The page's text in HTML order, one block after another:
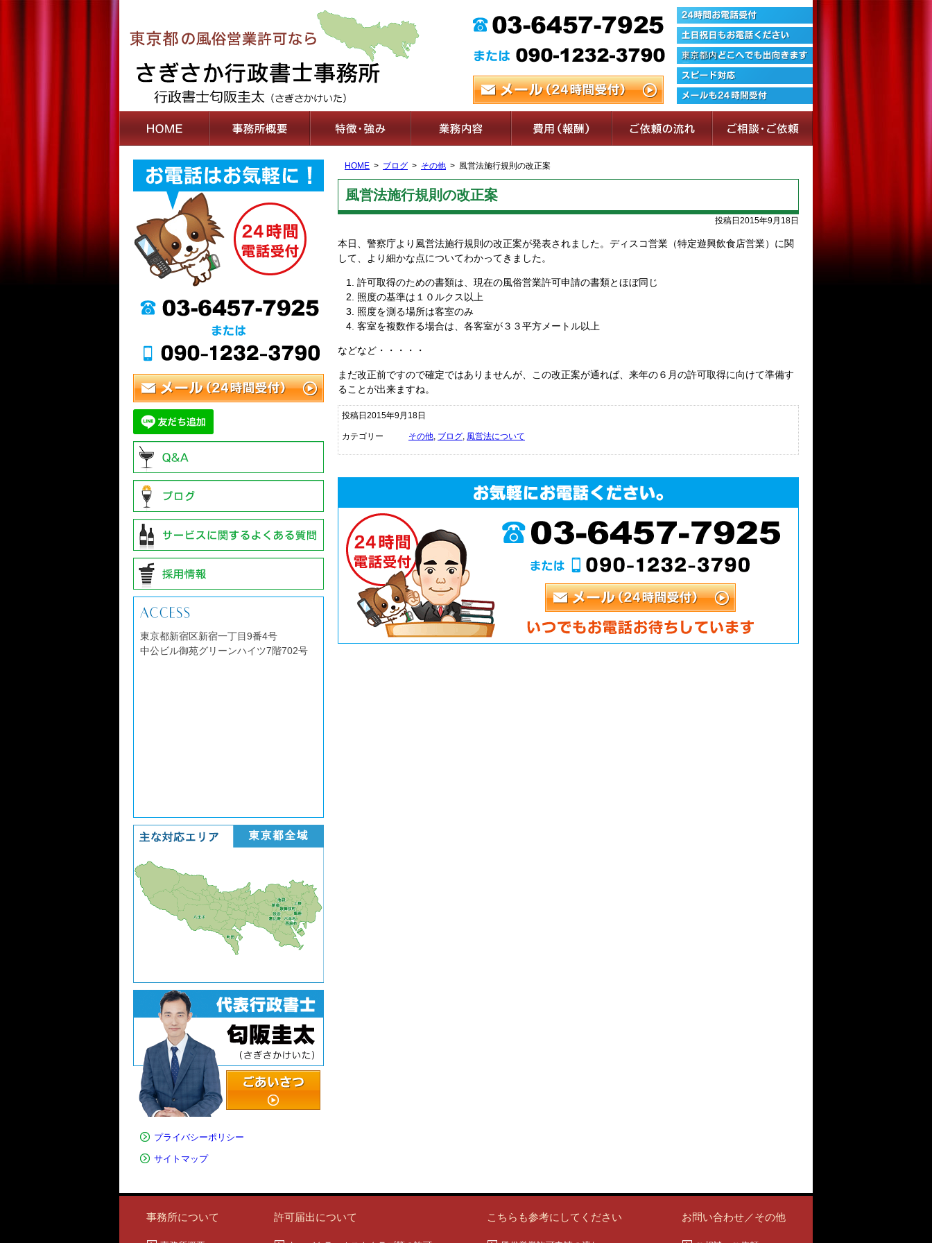
HOME ブログ その他 風営法施行規則の改正案
風営法施行規則の改正案
投稿日2015年9月18日
本日、警察庁より風営法施行規則の改正案が発表されました。ディスコ営業（特定遊興飲食店営業）に関
して、より細かな点についてわかってきました。
許可取得のための書類は、現在の風俗営業許可申請の書類とほぼ同じ
照度の基準は１０ルクス以上
照度を測る場所は客室のみ
客室を複数作る場合は、各客室が３３平方メートル以上
などなど・・・・・
まだ改正前ですので確定ではありませんが、この改正案が通れば、来年の６月の許可取得に向けて準備す
ることが出来ますね。
投稿日2015年9月18日
カテゴリー その他, ブログ, 風営法について
東京都新宿区新宿一丁目9番4号
中公ビル御苑グリーンハイツ7階702号
プライバシーポリシー
サイトマップ
事務所について 許可届出について こちらも参考にしてください お問い合わせ／その他